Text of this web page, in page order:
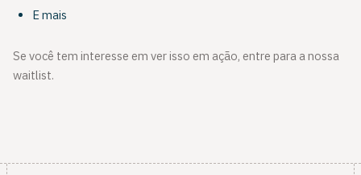
E mais
Se você tem interesse em ver isso em ação, entre para a nossa
waitlist.